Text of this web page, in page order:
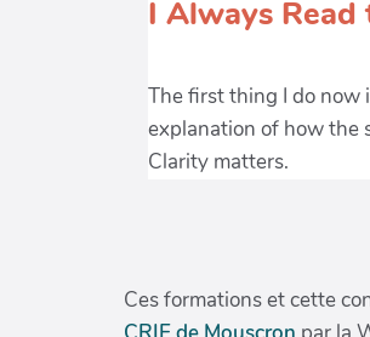
Ces formations et cette